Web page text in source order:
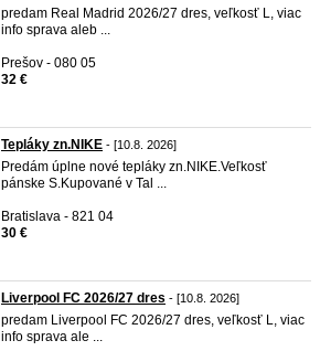
predam Real Madrid 2026/27 dres, veľkosť L, viac
info sprava aleb ...
Prešov - 080 05
32 €
Tepláky zn.NIKE - [10.8. 2026]
Predám úplne nové tepláky zn.NIKE.Veľkosť
pánske S.Kupované v Tal ...
Bratislava - 821 04
30 €
Liverpool FC 2026/27 dres - [10.8. 2026]
predam Liverpool FC 2026/27 dres, veľkosť L, viac
info sprava ale ...